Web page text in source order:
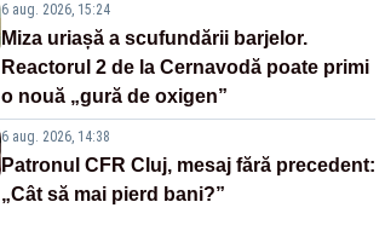
6 aug. 2026, 15:24
Miza uriașă a scufundării barjelor.
Reactorul 2 de la Cernavodă poate primi
o nouă „gură de oxigen”
6 aug. 2026, 14:38
Patronul CFR Cluj, mesaj fără precedent:
„Cât să mai pierd bani?”